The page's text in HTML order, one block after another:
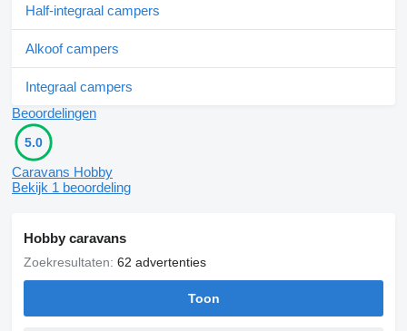
Half-integraal campers
Alkoof campers
Integraal campers
Beoordelingen
5.0
Caravans Hobby
Bekijk 1 beoordeling
Hobby caravans
Zoekresultaten: 62 advertenties
Toon